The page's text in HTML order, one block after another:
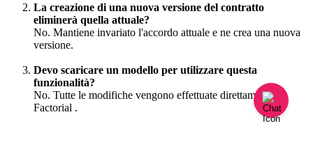
La creazione di una nuova versione del contratto
eliminerà quella attuale?
No. Mantiene invariato l'accordo attuale e ne crea una nuova
versione.
Devo scaricare un modello per utilizzare questa
funzionalità?
No. Tutte le modifiche vengono effettuate direttamente
Factorial .